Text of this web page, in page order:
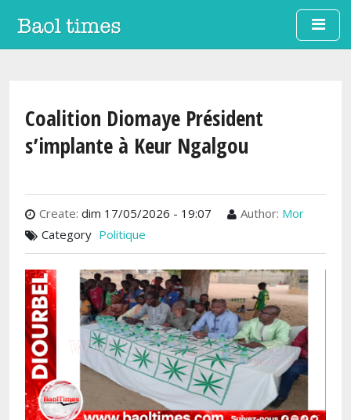
Aller au contenu principal
Coalition Diomaye Président
s’implante à Keur Ngalgou
Create: dim 17/05/2026 - 19:07 Author: Mor
Category Politique